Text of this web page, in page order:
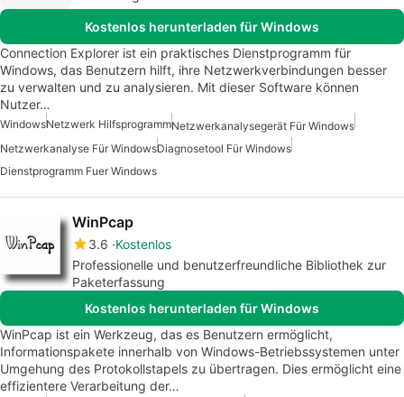
Kostenlos herunterladen für Windows
Connection Explorer ist ein praktisches Dienstprogramm für
Windows, das Benutzern hilft, ihre Netzwerkverbindungen besser
zu verwalten und zu analysieren. Mit dieser Software können
Nutzer…
WindowsNetzwerk HilfsprogrammNetzwerkanalysegerät Für Windows
Netzwerkanalyse Für WindowsDiagnosetool Für Windows
Dienstprogramm Fuer Windows
WinPcap
3.6 Kostenlos
Professionelle und benutzerfreundliche Bibliothek zur
Paketerfassung
Kostenlos herunterladen für Windows
WinPcap ist ein Werkzeug, das es Benutzern ermöglicht,
Informationspakete innerhalb von Windows-Betriebssystemen unter
Umgehung des Protokollstapels zu übertragen. Dies ermöglicht eine
effizientere Verarbeitung der…